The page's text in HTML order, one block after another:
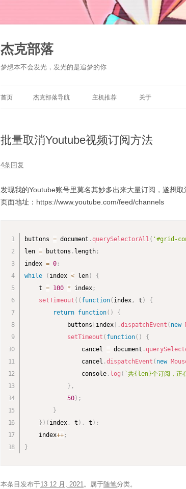
杰克部落
梦想本不会发光，发光的是追梦的你
首页 杰克部落导航 主机推荐 关于
批量取消Youtube视频订阅方法
4条回复
发现我的Youtube账号里莫名其妙多出来大量订阅，遂想
页面地址：https://www.youtube.com/feed/channels
buttons = document .querySelectorAll ( '#grid-
len = buttons . length;
index = 0;
while
( index < len)
{
    t
= 100 * index;
setTimeout ( ( function( index, t )
{
return
function( )
{
            buttons
index] .dispatchEvent ( new
setTimeout ( function( )
{
                cancel
= document .
                cancel
.dispatchEvent ( new
                console
. log ( `共{len}个订阅，正
} ,
50) ;
}
} ) ( index, t ) , t ) ;
    index
++;
}
本条目发布于13 12 月, 2021。属于随笔分类。